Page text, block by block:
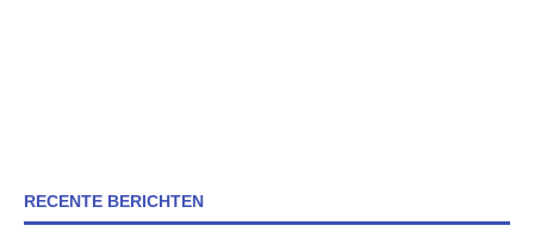
RECENTE BERICHTEN